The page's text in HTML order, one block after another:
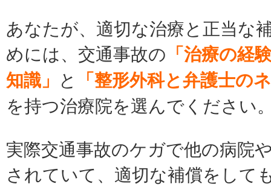
あなたが、適切な治療と正当な
めには、交通事故の 「治療の経
知識」
と
「整形外科と弁護士の
を持つ治療院を選んでください
実際交通事故のケガで他の病院
されていて、適切な補償をして